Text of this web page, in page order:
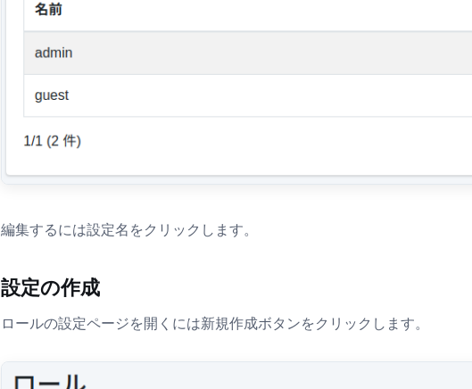
編集するには設定名をクリックします。
設定の作成
ロールの設定ページを開くには新規作成ボタンをクリックします。